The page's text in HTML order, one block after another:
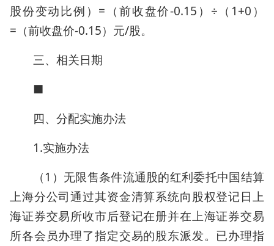
股份变动比例）=（前收盘价-0.15）÷（1+0）
=（前收盘价-0.15）元/股。
三、相关日期
■
四、分配实施办法
1.实施办法
（1）无限售条件流通股的红利委托中国结算
上海分公司通过其资金清算系统向股权登记日上
海证券交易所收市后登记在册并在上海证券交易
所各会员办理了指定交易的股东派发。已办理指